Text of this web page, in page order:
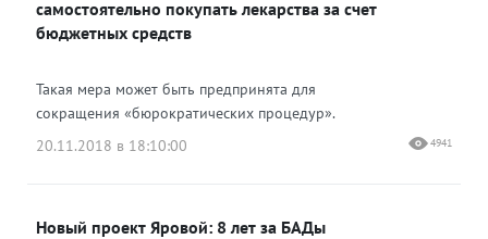
самостоятельно покупать лекарства за счет
бюджетных средств
Такая мера может быть предпринята для
сокращения «бюрократических процедур».
20.11.2018 в 18:10:00
4941
Новый проект Яровой: 8 лет за БАДы